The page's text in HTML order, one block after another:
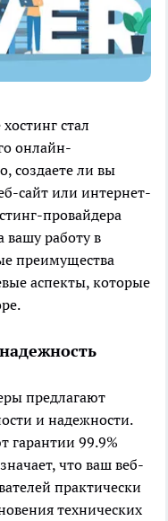
стал
онлайн-
создаете ли вы
сайт или интернет-
провайдера
вашу работу в
преимущества
аспекты, которые
предлагают
и надежности.
гарантии 99.9%
что ваш веб-
практически
технических